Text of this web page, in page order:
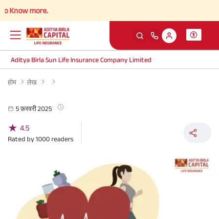
more.
Aditya Birla Sun Life Insurance Company Limited
होम लेख
5 फ़रवरी 2025
★ 4.5
Rated by1000 readers